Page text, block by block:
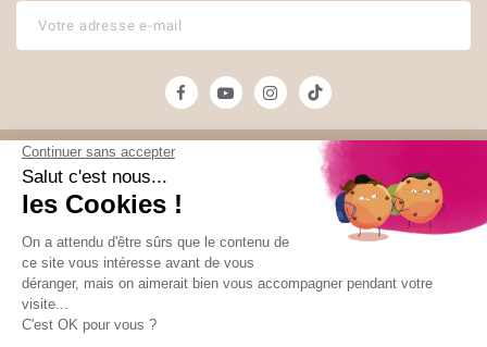
Unami
Thé
Commander
Livraison